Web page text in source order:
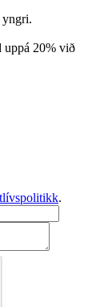
yngri.
20% við
.